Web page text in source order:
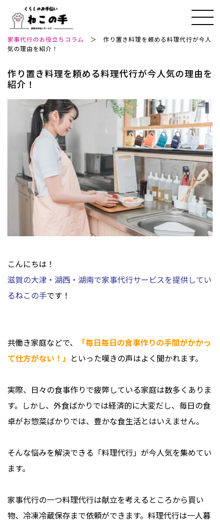
家事代行のお役立ちコラム ＞ 作り置き料理を頼める料理代行が今人
気の理由を紹介！
作り置き料理を頼める料理代行が今人気の理由を
紹介！
こんにちは！
滋賀の大津・湖西・湖南で家事代行サービスを提供してい
るねこの手です！
共働き家庭などで、
「毎日毎日の食事作りの手間がかかっ
て仕方がない！」 といった嘆きの声はよく聞かれます。
実際、日々の食事作りで疲弊している家庭は数多くありま
す。しかし、外食ばかりでは経済的に大変だし、毎日の食
卓がお惣菜ばかりでは、豊かな食生活とはいえません。
そんな悩みを解決できる「料理代行」が今人気を集めてい
ます。
家事代行の一つ料理代行は献立を考えるところから買い
物、冷凍冷蔵保存まで依頼ができます。料理代行は一人暮